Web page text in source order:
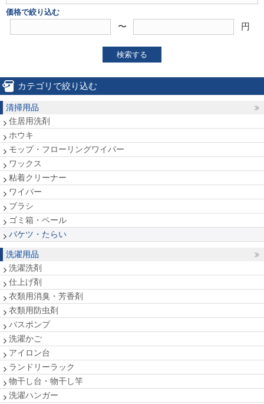
価格で絞り込む
〜 円
検索する
カテゴリで絞り込む
清掃用品
住居用洗剤
ホウキ
モップ・フローリングワイパー
ワックス
粘着クリーナー
ワイパー
ブラシ
ゴミ箱・ペール
バケツ・たらい
洗濯用品
洗濯洗剤
仕上げ剤
衣類用消臭・芳香剤
衣類用防虫剤
バスポンプ
洗濯かご
アイロン台
ランドリーラック
物干し台・物干し竿
洗濯ハンガー